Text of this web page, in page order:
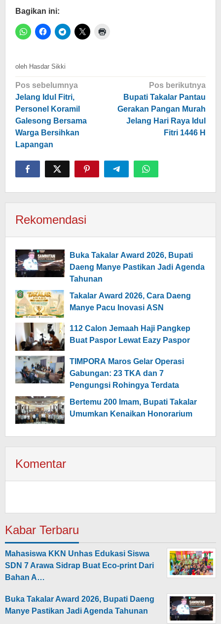
Bagikan ini:
oleh Hasdar Sikki
Navigasi
pos
Pos sebelumnya
Jelang Idul Fitri,
Personel Koramil
Galesong Bersama
Warga Bersihkan
Lapangan
Pos berikutnya
Bupati Takalar Pantau
Gerakan Pangan Murah
Jelang Hari Raya Idul
Fitri 1446 H
Rekomendasi
Buka Takalar Award 2026, Bupati
Daeng Manye Pastikan Jadi Agenda
Tahunan
Takalar Award 2026, Cara Daeng
Manye Pacu Inovasi ASN
112 Calon Jemaah Haji Pangkep
Buat Paspor Lewat Eazy Paspor
TIMPORA Maros Gelar Operasi
Gabungan: 23 TKA dan 7
Pengungsi Rohingya Terdata
Bertemu 200 Imam, Bupati Takalar
Umumkan Kenaikan Honorarium
Komentar
Kabar Terbaru
Mahasiswa KKN Unhas Edukasi Siswa
SDN 7 Arawa Sidrap Buat Eco-print Dari
Bahan A…
Buka Takalar Award 2026, Bupati Daeng
Manye Pastikan Jadi Agenda Tahunan